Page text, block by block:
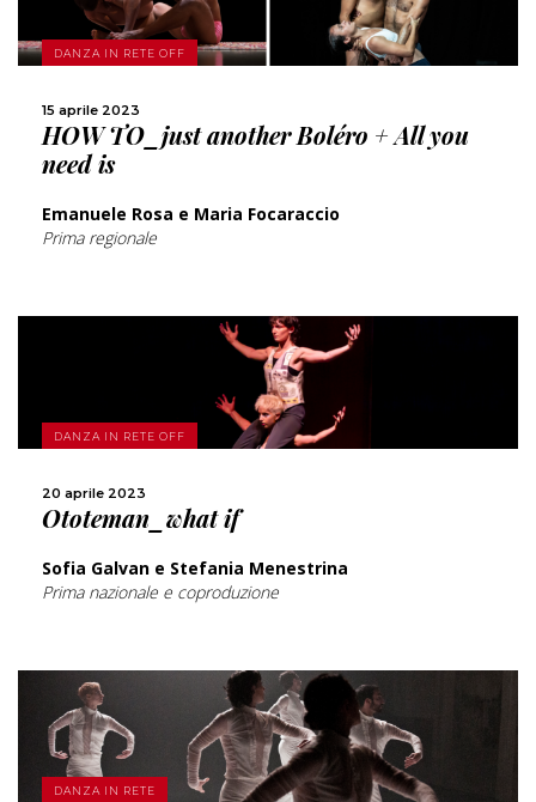
DANZA IN RETE OFF
15 aprile 2023
HOW TO_just another Boléro + All you
need is
Emanuele Rosa e Maria Focaraccio
Prima regionale
SCOPRI DI PIÙ
CONDIVIDI
DANZA IN RETE OFF
20 aprile 2023
Ototeman_what if
Sofia Galvan e Stefania Menestrina
Prima nazionale e coproduzione
SCOPRI DI PIÙ
DANZA IN RETE
SCOPRI DI PIÙ